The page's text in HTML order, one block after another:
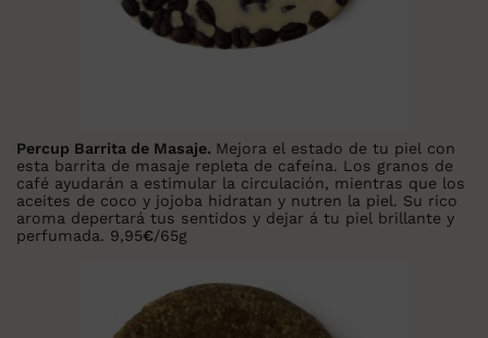
Percup Barrita de Masaje. Mejora el estado de tu piel con
esta barrita de masaje repleta de cafeína. Los granos de
café ayudarán a estimular la circulación, mientras que los
aceites de coco y jojoba hidratan y nutren la piel. Su rico
aroma depertará tus sentidos y dejar á tu piel brillante y
perfumada. 9,95€/65g